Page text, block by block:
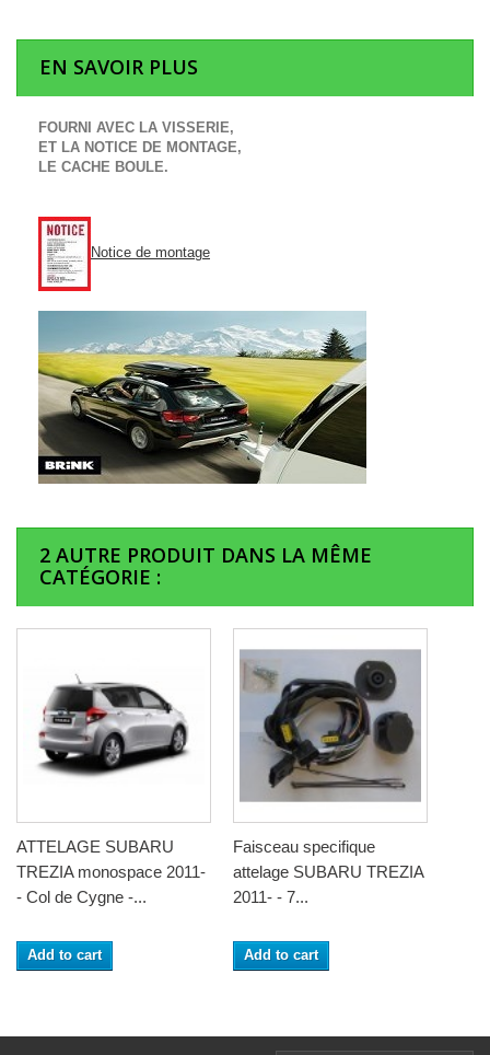
EN SAVOIR PLUS
FOURNI AVEC LA VISSERIE,
ET LA NOTICE DE MONTAGE,
LE CACHE BOULE.
Notice de montage
2 AUTRE PRODUIT DANS LA MÊME
CATÉGORIE :
ATTELAGE SUBARU
TREZIA monospace 2011-
- Col de Cygne -...
Add to cart
Faisceau specifique
attelage SUBARU TREZIA
2011- - 7...
Add to cart